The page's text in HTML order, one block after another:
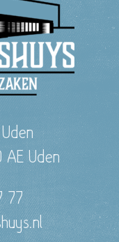
Uden
77